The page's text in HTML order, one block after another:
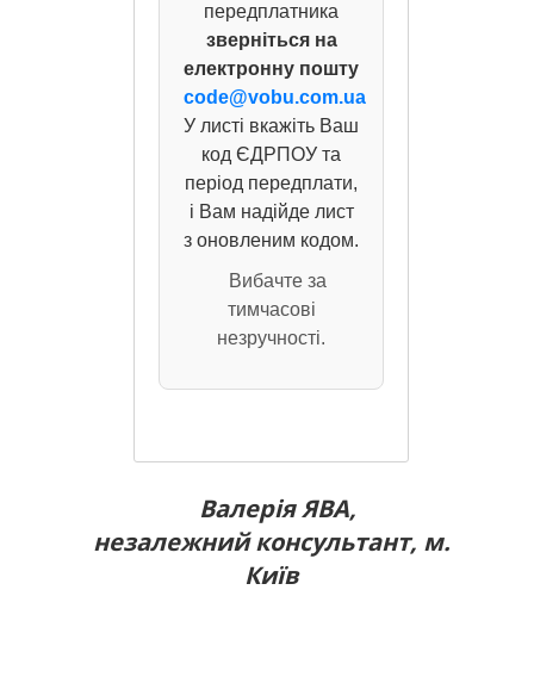
передплатника
зверніться на
електронну пошту
code@vobu.com.ua
У листі вкажіть Ваш
код ЄДРПОУ та
період передплати,
і Вам надійде лист
з оновленим кодом.
Вибачте за
тимчасові
незручності.
Валерія ЯВА,
незалежний консультант, м.
Київ